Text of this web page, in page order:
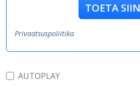
TOETA SIIN
Privaatsuspoliitika
AUTOPLAY